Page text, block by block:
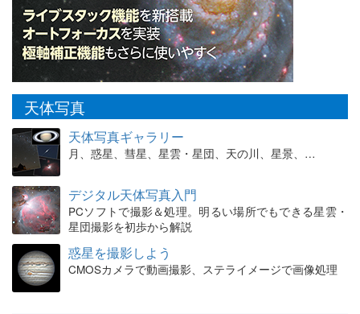
天体写真
天体写真ギャラリー
月、惑星、彗星、星雲・星団、天の川、星景、…
デジタル天体写真入門
PCソフトで撮影＆処理。明るい場所でもできる星雲・
星団撮影を初歩から解説
惑星を撮影しよう
CMOSカメラで動画撮影、ステライメージで画像処理